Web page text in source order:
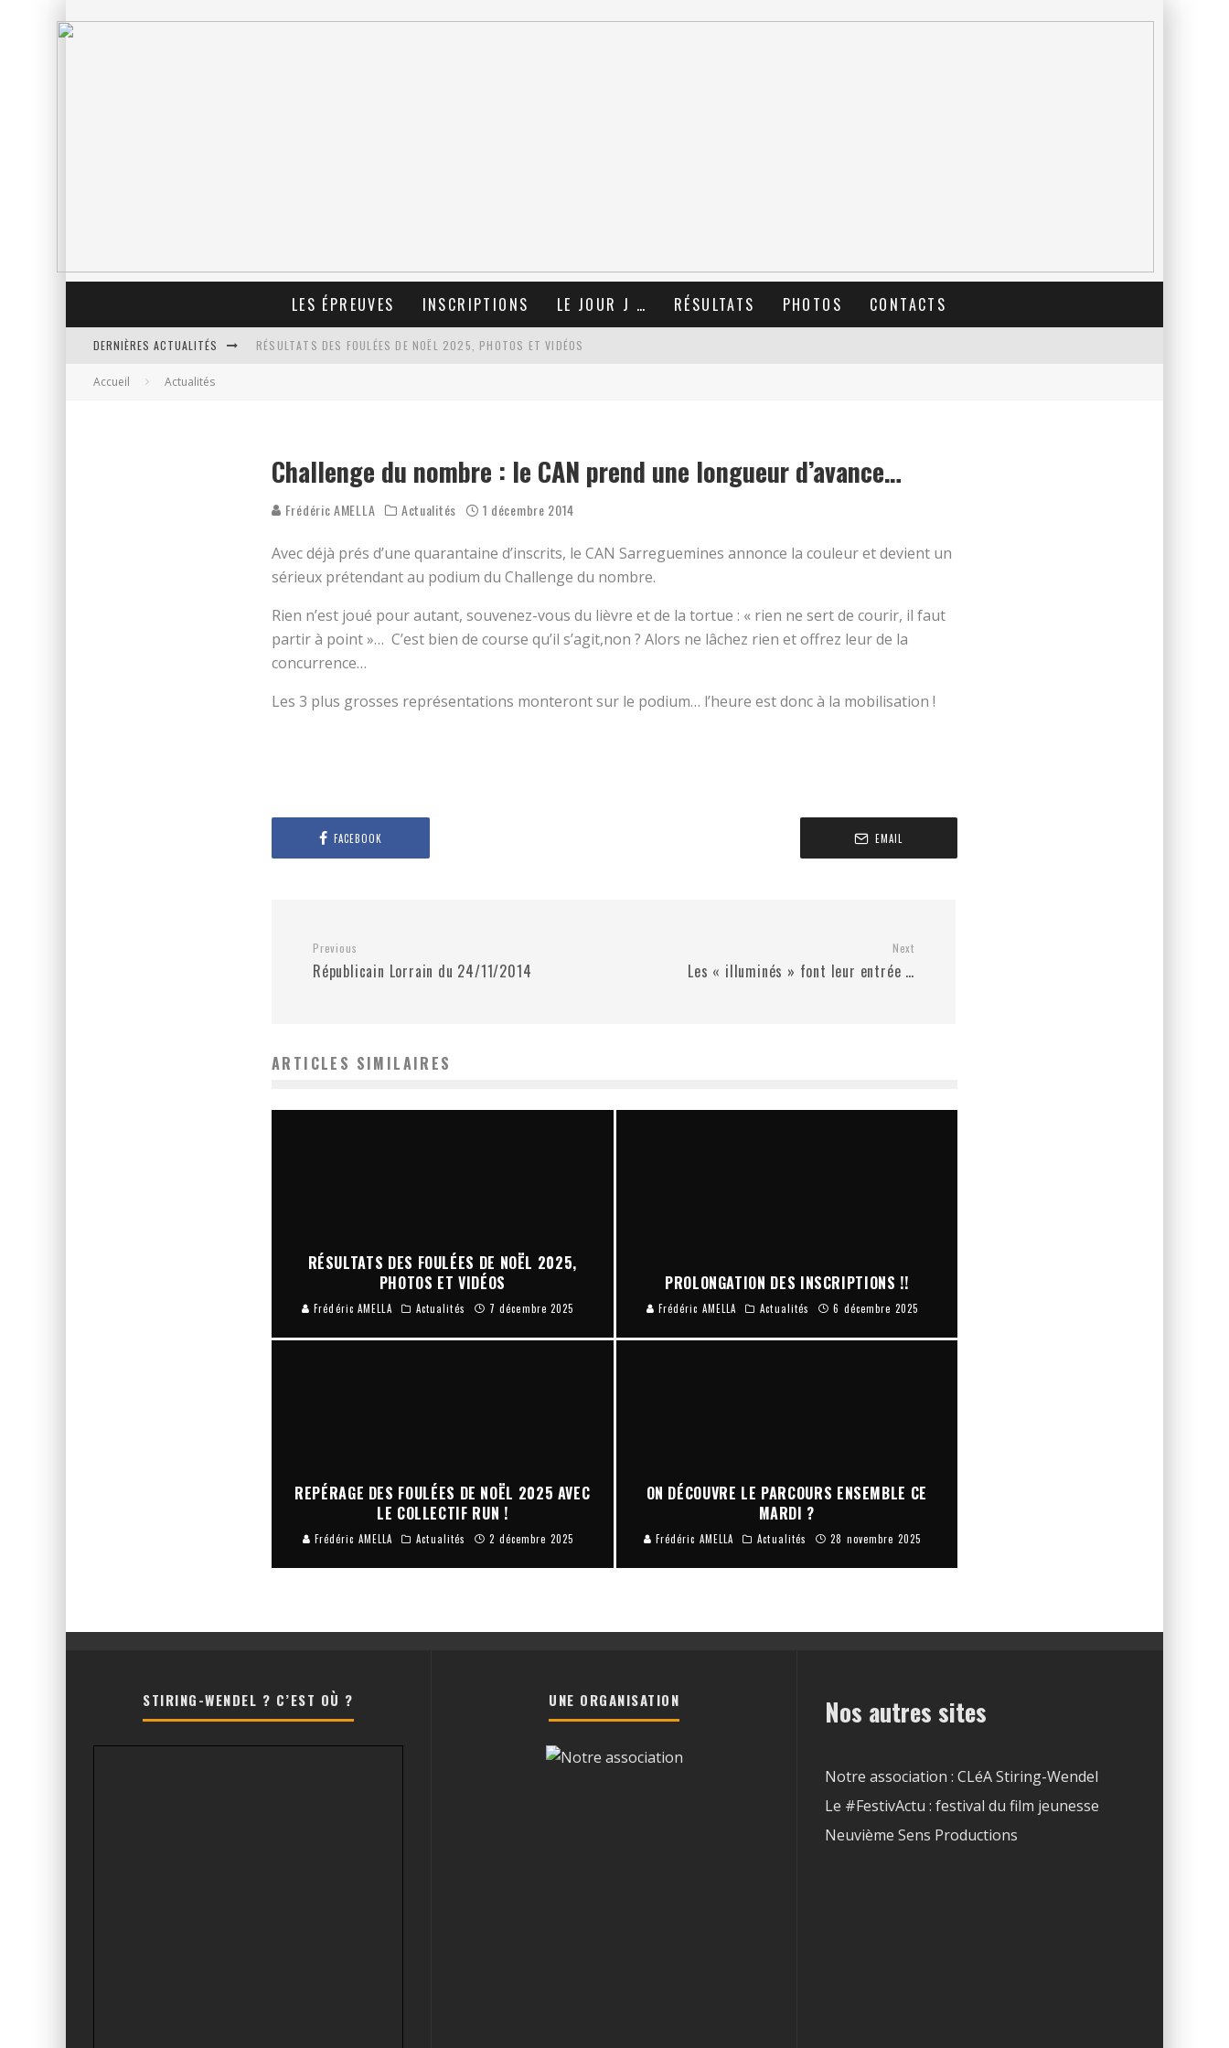
LES ÉPREUVES INSCRIPTIONS LE JOUR J … RÉSULTATS PHOTOS CONTACTS
DERNIÈRES ACTUALITÉS RÉSULTATS DES FOULÉES DE NOËL 2025, PHOTOS ET VIDÉOS
Accueil Actualités
Challenge du nombre : le CAN prend une longueur d’avance…
Frédéric AMELLA Actualités 1 décembre 2014
Avec déjà prés d’une quarantaine d’inscrits, le CAN Sarreguemines annonce la couleur et devient un
sérieux prétendant au podium du Challenge du nombre.
Rien n’est joué pour autant, souvenez-vous du lièvre et de la tortue : « rien ne sert de courir, il faut
partir à point »… C’est bien de course qu’il s’agit,non ? Alors ne lâchez rien et offrez leur de la
concurrence…
Les 3 plus grosses représentations monteront sur le podium… l’heure est donc à la mobilisation !
FACEBOOK EMAIL
Previous
Républicain Lorrain du 24/11/2014
Next
Les « illuminés » font leur entrée …
ARTICLES SIMILAIRES
RÉSULTATS DES FOULÉES DE NOËL 2025,
PHOTOS ET VIDÉOS
Frédéric AMELLA Actualités 7 décembre 2025
PROLONGATION DES INSCRIPTIONS !!
Frédéric AMELLA Actualités 6 décembre 2025
REPÉRAGE DES FOULÉES DE NOËL 2025 AVEC
LE COLLECTIF RUN !
Frédéric AMELLA Actualités 2 décembre 2025
ON DÉCOUVRE LE PARCOURS ENSEMBLE CE
MARDI ?
Frédéric AMELLA Actualités 28 novembre 2025
STIRING-WENDEL ? C’EST OÙ ? UNE ORGANISATION Nos autres sites
Notre association : CLéA Stiring-Wendel
Le #FestivActu : festival du film jeunesse
Neuvième Sens Productions